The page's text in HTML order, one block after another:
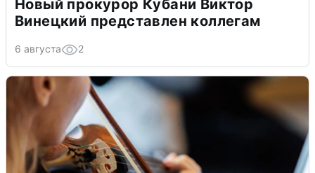
Новый прокурор Кубани Виктор
Винецкий представлен коллегам
6 августа 2